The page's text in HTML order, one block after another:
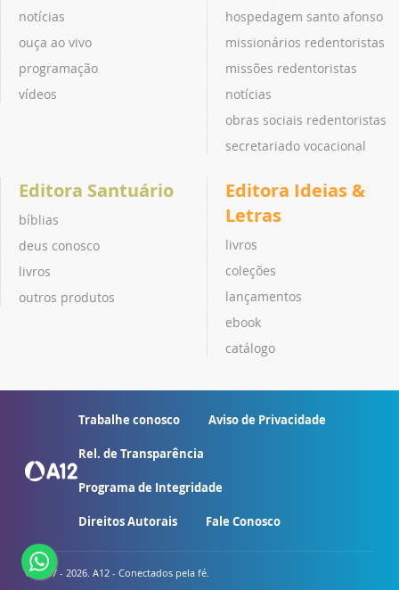
notícias
ouça ao vivo
programação
vídeos
hospedagem santo afonso
missionários redentoristas
missões redentoristas
notícias
obras sociais redentoristas
secretariado vocacional
Editora Santuário
bíblias
deus conosco
livros
outros produtos
Editora Ideias &
Letras
livros
coleções
lançamentos
ebook
catálogo
Trabalhe conosco Aviso de Privacidade
Rel. de Transparência
Programa de Integridade
Direitos Autorais Fale Conosco
© 2007 - 2026. A12 - Conectados pela fé.